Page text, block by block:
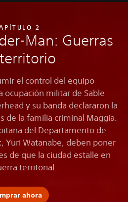
2
Man: Guerras
el control del equipo
ocupación militar de Sable
y su banda declararon la
de la familia criminal Maggia.
del Departamento de
Yuri Watanabe, deben poner
de que la ciudad estalle en
territorial.
ahora